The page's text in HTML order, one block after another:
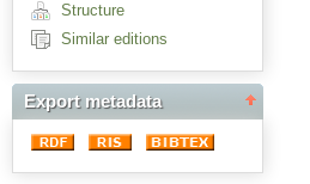
Structure
Similar editions
Export metadata